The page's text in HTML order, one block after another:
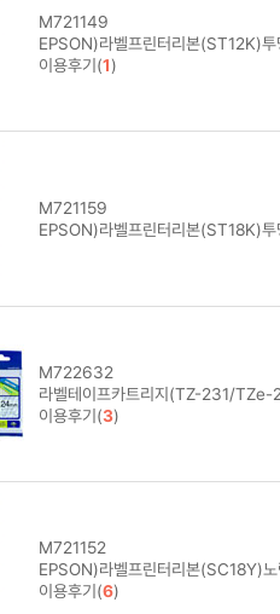
M721149
EPSON)라벨프린터리본(ST12K)투
이용후기(1)
M721159
EPSON)라벨프린터리본(ST18K)투
M722632
라벨테이프카트리지(TZ-231/
이용후기(3)
M721152
EPSON)라벨프린터리본(SC18Y)
이용후기(6)